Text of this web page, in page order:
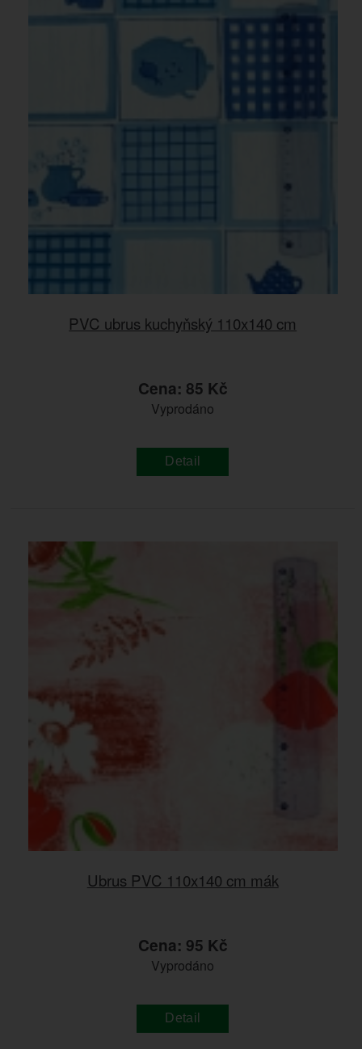
PVC ubrus kuchyňský 110x140 cm
Cena: 85 Kč
Vyprodáno
Detail
Ubrus PVC 110x140 cm mák
Cena: 95 Kč
Vyprodáno
Detail